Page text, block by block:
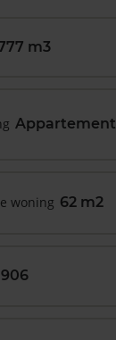
m3
Appartement
woning 62 m2